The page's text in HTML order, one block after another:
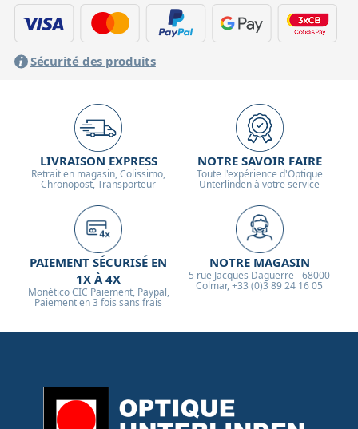
Sécurité des produits
LIVRAISON EXPRESS
Retrait en magasin, Colissimo,
Chronopost, Transporteur
NOTRE SAVOIR FAIRE
Toute l'expérience d'Optique
Unterlinden à votre service
PAIEMENT SÉCURISÉ EN
1X À 4X
Monético CIC Paiement, Paypal,
Paiement en 3 fois sans frais
NOTRE MAGASIN
5 rue Jacques Daguerre - 68000
Colmar, +33 (0)3 89 24 16 05